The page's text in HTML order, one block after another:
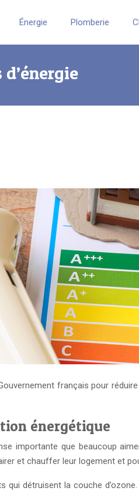
Énergie Plomberie
français pour
énergétique
importante que beaucoup
et chauffer leur logement et
détruisent la couche